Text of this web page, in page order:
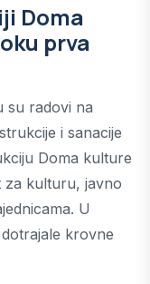
Doma
prva
su radovi na
i sanacije
Doma kulture
za kulturu, javno
U
krovne